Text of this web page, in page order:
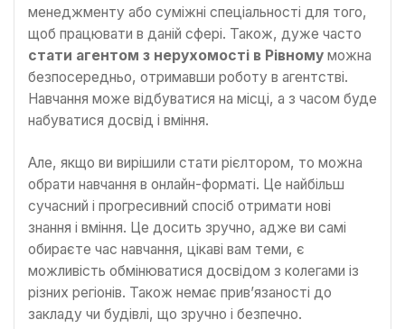
менеджменту або суміжні спеціальності для того,
щоб працювати в даній сфері. Також, дуже часто
стати агентом з нерухомості в Рівному можна
безпосередньо, отримавши роботу в агентстві.
Навчання може відбуватися на місці, а з часом буде
набуватися досвід і вміння.
Але, якщо ви вирішили стати рієлтором, то можна
обрати навчання в онлайн-форматі. Це найбільш
сучасний і прогресивний спосіб отримати нові
знання і вміння. Це досить зручно, адже ви самі
обираєте час навчання, цікаві вам теми, є
можливість обмінюватися досвідом з колегами із
різних регіонів. Також немає прив’язаності до
закладу чи будівлі, що зручно і безпечно.